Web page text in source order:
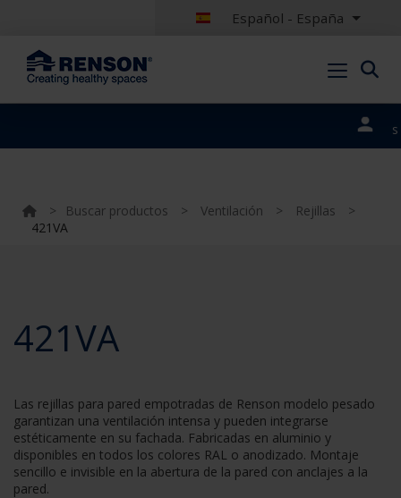
Español - España
portales
> Buscar productos > Ventilación > Rejillas
>
421VA
421VA
Las rejillas para pared empotradas de Renson modelo pesado
garantizan una ventilación intensa y pueden integrarse
estéticamente en su fachada. Fabricadas en aluminio y
disponibles en todos los colores RAL o anodizado. Montaje
sencillo e invisible en la abertura de la pared con anclajes a la
pared.